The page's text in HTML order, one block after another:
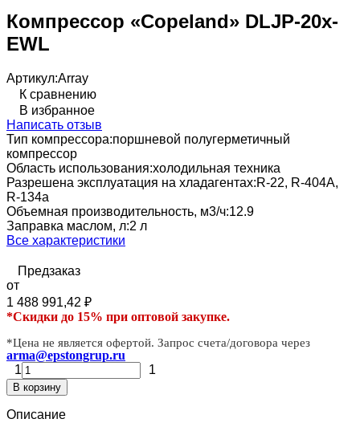
Компрессор «Copeland» DLJP-20x-
EWL
Артикул:Array
К сравнению
В избранное
Написать отзыв
Тип компрессора:поршневой полугерметичный
компрессор
Область использования:холодильная техника
Разрешена эксплуатация на хладагентах:R-22, R-404A,
R-134a
Объемная производительность, м3/ч:12.9
Заправка маслом, л:2 л
Все характеристики
Предзаказ
от
1 488 991,42 ₽
*Скидки до 15% при оптовой закупке.
*Цена не является офертой. Запрос счета/договора через
arma@epstongrup.ru
1
1
В корзину
Описание